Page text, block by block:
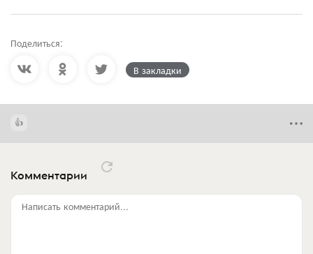
Поделиться:
В закладки
Комментарии
Написать комментарий...